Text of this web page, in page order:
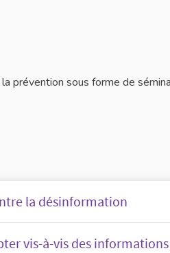
prévention sous forme de
la désinformation
vis-à-vis des informations